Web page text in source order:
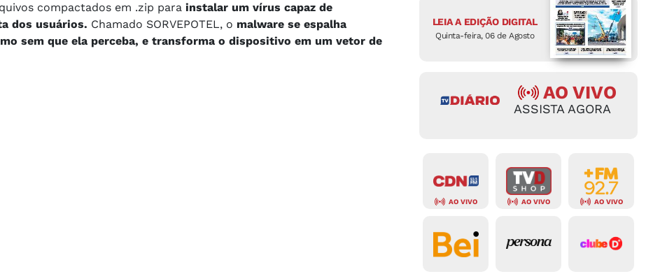
compactados em .zip para instalar um vírus capaz de
dos usuários. Chamado SORVEPOTEL, o malware se espalha
sem que ela perceba, e transforma o dispositivo em um vetor de
LEIA A EDIÇÃO DIGITAL
Quinta-feira, 06 de Agosto
AO VIVO
ASSISTA AGORA
AO VIVO AO VIVO AO VIVO